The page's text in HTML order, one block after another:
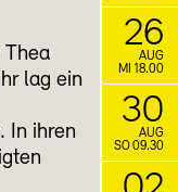
lag ein
In ihren
26
AUG
MI 18.00
30
AUG
SO 09.30